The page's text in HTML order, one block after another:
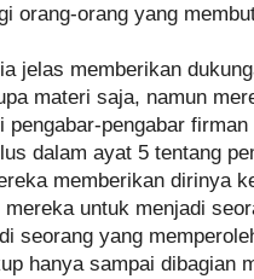
orang-orang yang
jelas memberikan
materi saja, namun
pengabar-pengabar
dalam ayat 5 tentang
memberikan dirinya
untuk menjadi
seorang yang
hanya sampai dibagian